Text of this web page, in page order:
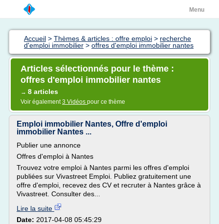
Menu
Accueil > Thèmes & articles : offre emploi > recherche
d'emploi immobilier > offres d'emploi immobilier nantes
Articles sélectionnés pour le thème :
offres d'emploi immobilier nantes
→ 8 articles
Voir également3 Vidéos pour ce thème
Emploi immobilier Nantes, Offre d'emploi
immobilier Nantes ...
Publier une annonce
Offres d'emploi à Nantes
Trouvez votre emploi à Nantes parmi les offres d'emploi
publiées sur Vivastreet Emploi. Publiez gratuitement une
offre d'emploi, recevez des CV et recruter à Nantes grâce à
Vivastreet. Consulter des...
Lire la suite
Date: 2017-04-08 05:45:29